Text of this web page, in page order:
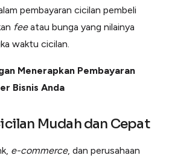
pembayaran cicilan pembeli
feeatau bunga yang nilainya
waktu cicilan.
Menerapkan Pembayaran
Bisnis Anda
Mudah dan Cepat
e-commerce, dan perusahaan